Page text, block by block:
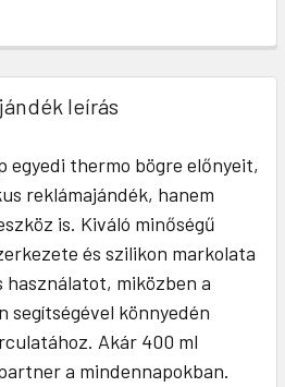
leírás
egyedi thermo bögre előnyeit,
reklámajándék, hanem
is. Kiváló minőségű
és szilikon markolata
használatot, miközben a
segítségével könnyedén
Akár 400 ml
a mindennapokban.